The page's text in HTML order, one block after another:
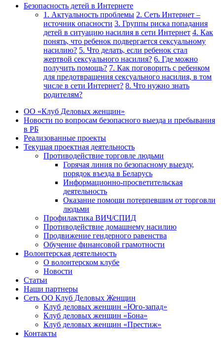
Безопасность детей в Интернете
1. Актуальность проблемы 2. Сеть Интернет –
источник опасности 3. Группы риска попадания
детей в ситуацию насилия в сети Интернет 4. Как
понять, что ребенок подвергается сексуальному
насилию? 5. Что делать, если ребенок стал
жертвой сексуального насилия? 6. Где можно
получить помощь? 7. Как поговорить с ребенком
для предотвращения сексуального насилия, в том
числе в сети Интернет? 8. Что нужно знать
родителям?
ОО «Клуб Деловых женщин»
Новости по вопросам безопасного выезда и пребывания
в РБ
Реализованные проекты
Текущая проектная деятельность
Противодействие торговле людьми
Горячая линия по безопасному выезду,
порядок въезда в Беларусь
Информационно-просветительская
деятельность
Оказание помощи потерпевшим от торговли
людьми
Профилактика ВИЧ/СПИД
Противодействие домашнему насилию
Продвижение гендерного равенства
Обучение финансовой грамотности
Волонтерская деятельность
О волонтерском клубе
Новости
Статьи
Наши партнеры
Сеть ОО Клуб Деловых Женщин
Клуб деловых женщин «Юго-запад»
Клуб деловых женщин «Бона»
Клуб деловых женщин «Престиж»
Контакты